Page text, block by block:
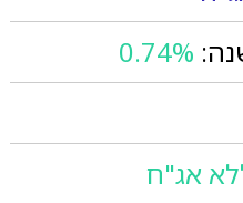
0.74%
אג"ח